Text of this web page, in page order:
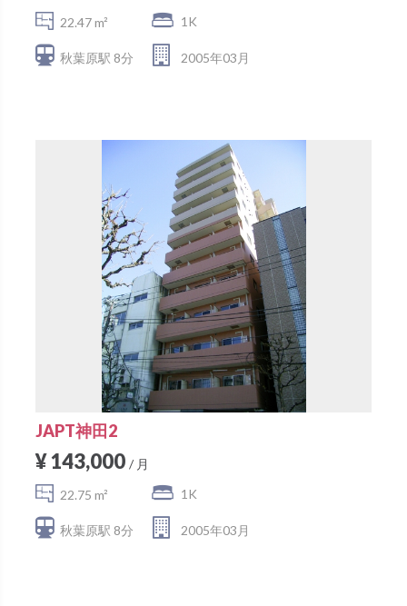
22.47 m²
秋葉原駅 8分
1K
2005年03月
JAPT神田2
¥ 143,000 / 月
22.75 m²
秋葉原駅 8分
1K
2005年03月